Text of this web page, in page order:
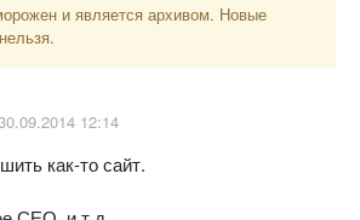
и является архивом. Новые
12:14
как-то сайт.